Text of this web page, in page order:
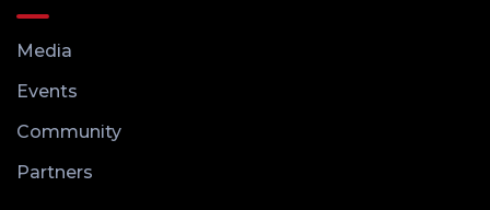
Media
Events
Community
Partners